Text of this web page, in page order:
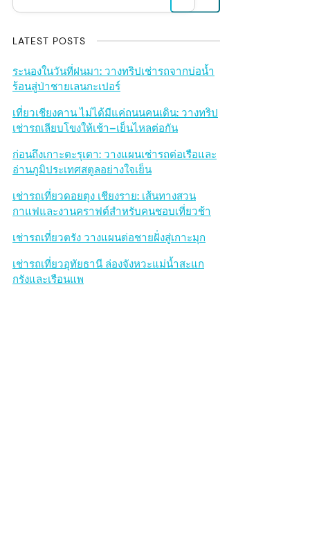
i
d
e
b
a
r
LATEST POSTS
ระนองในวันที่ฝนมา: วางทริปเช่ารถจากบ่อน้ำ
ร้อนสู่ป่าชายเลนกะเปอร์
เที่ยวเชียงคาน ไม่ได้มีแค่ถนนคนเดิน: วางทริป
เช่ารถเลียบโขงให้เช้า–เย็นไหลต่อกัน
ก่อนถึงเกาะตะรุเตา: วางแผนเช่ารถต่อเรือและ
อ่านภูมิประเทศสตูลอย่างใจเย็น
เช่ารถเที่ยวดอยตุง เชียงราย: เส้นทางสวน
กาแฟและงานคราฟต์สำหรับคนชอบเที่ยวช้า
เช่ารถเที่ยวตรัง วางแผนต่อชายฝั่งสู่เกาะมุก
เช่ารถเที่ยวอุทัยธานี ล่องจังหวะแม่น้ำสะแก
กรังและเรือนแพ